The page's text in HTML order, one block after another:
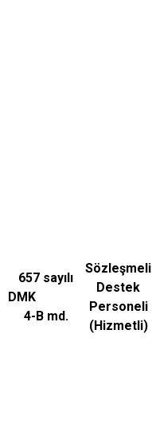
657 sayılı
DMK
4-B md.
Sözleşmeli
Destek
Personeli
(Hizmetli)